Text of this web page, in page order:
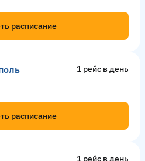
расписание
1 рейс в день
расписание
1 рейс в день